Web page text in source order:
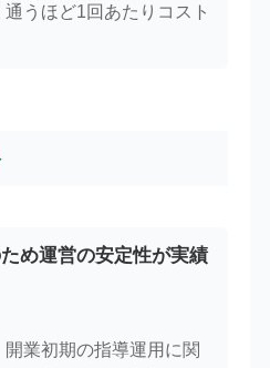
うほど1回あたりコスト
め運営の安定性が実績
業初期の指導運用に関